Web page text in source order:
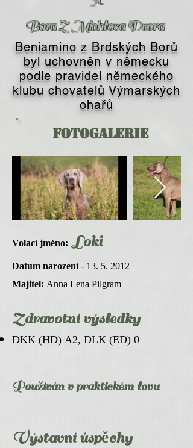
Bora Z Michlova Dvora
Beniamino z Brdských Borů
byl uchovněn v německu
podle pravidel německého
klubu chovatelů Výmarských
ohařů
Fotogalerie
Volací jméno: Loki
Datum narození-13. 5. 2012
Majitel:Anna Lena Pilgram
Zdravotní výsledky
DKK (HD) A2, DLK (ED) 0
Používán v praktickém lovu
Výstavní úspěchy